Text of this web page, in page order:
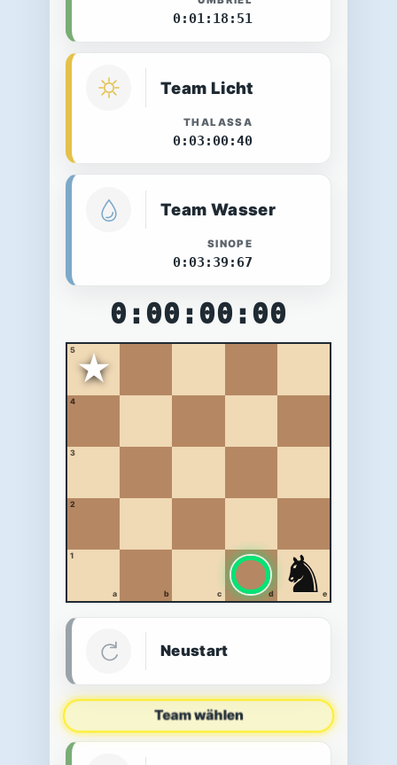
0:01:18:51
Team Licht
THALASSA
0:03:00:40
Team Wasser
SINOPE
0:03:39:67
0:00:00:00
★
5
4
3
2
1
a b c d ♞ e
Neustart
Team wählen